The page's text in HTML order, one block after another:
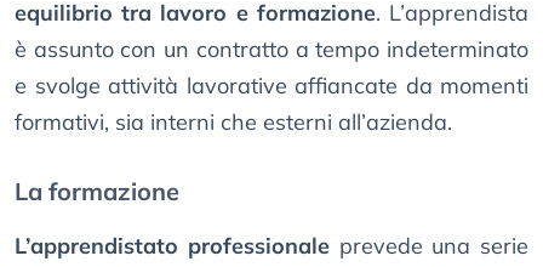
equilibrio tra lavoro e formazione. L’apprendista
è assunto con un contratto a tempo indeterminato
e svolge attività lavorative affiancate da momenti
formativi, sia interni che esterni all’azienda.
La formazione
L’apprendistato professionaleprevede una serie